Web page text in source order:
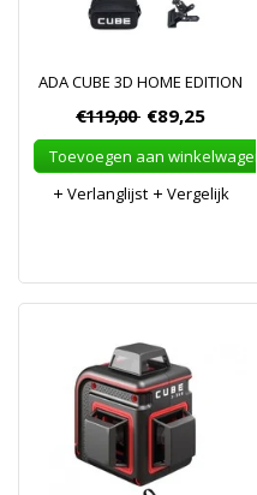
ADA CUBE 3D HOME EDITION
€119,00 €89,25
Toevoegen aan winkelwagen
Verlanglijst
Vergelijk